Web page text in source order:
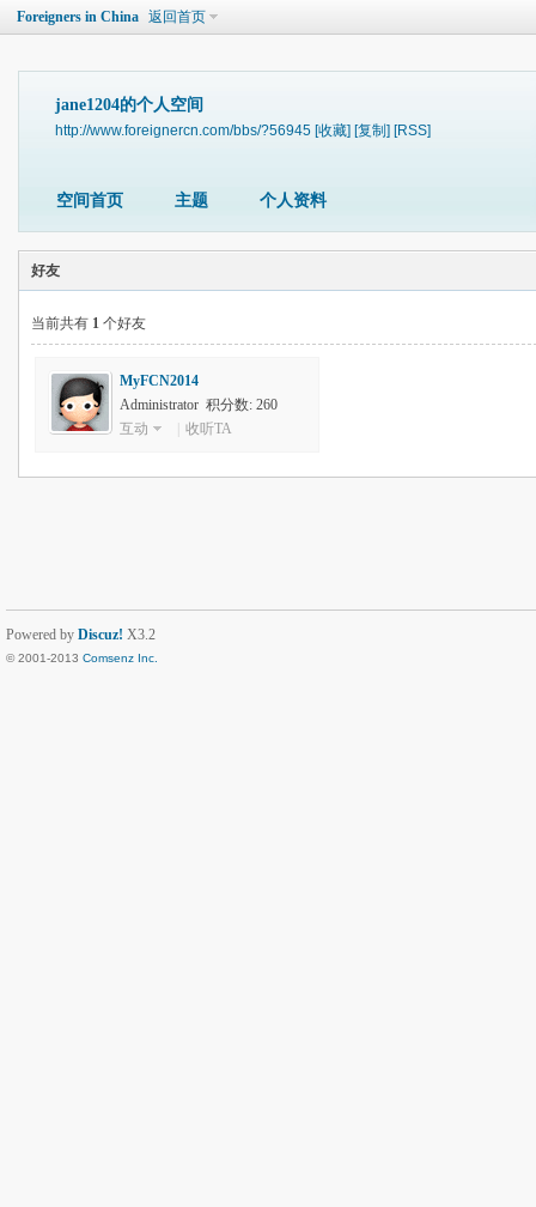
Foreigners in China 返回首页
jane1204的个人空间
http://www.foreignercn.com/bbs/?56945 [收藏] [复制] [RSS]
空间首页 主题 个人资料
好友
当前共有 1 个好友
MyFCN2014
Administrator 积分数: 260
互动
收听TA
Powered by Discuz! X3.2
© 2001-2013 Comsenz Inc.